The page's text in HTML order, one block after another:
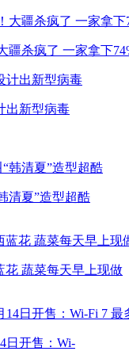
疆杀疯了 一家拿下
出新型病毒
清夏”造型超酷
花 蔬菜每天早上现做
日开售：Wi-